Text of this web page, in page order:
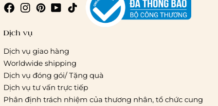
Giao hàng trong ngày (hoả tốc)
Giao hàng tiêu chuẩn:
Hồ Chí Minh:
Áp dụng theo bảng giá cước của ĐVVC
Vietelpost/ Giaohangtietkiem và 1 số đối tác vận chuyển
Dịch vụ
Dịch vụ giao hàng
Worldwide shipping
Dịch vụ đóng gói/ Tặng quà
Dịch vụ tư vấn trực tiếp
Phân định trách nhiệm của thương nhân, tổ chức cung